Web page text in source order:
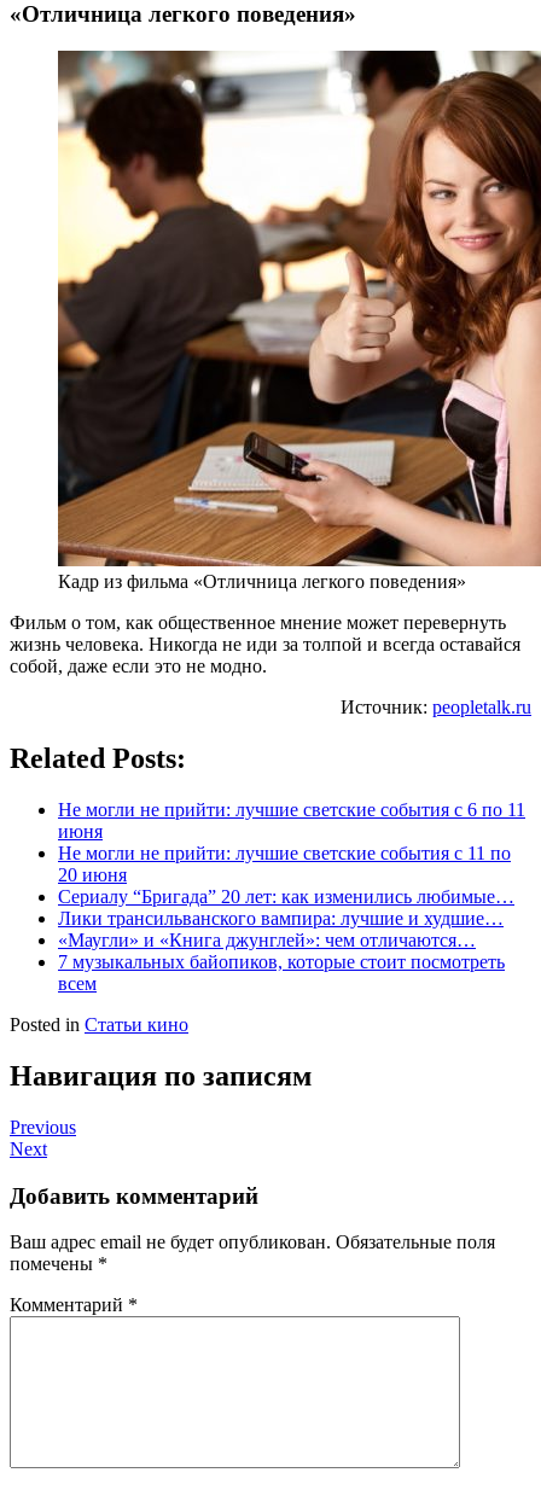
«Отличница легкого поведения»
Кадр из фильма «Отличница легкого поведения»
Фильм о том, как общественное мнение может перевернуть
жизнь человека. Никогда не иди за толпой и всегда оставайся
собой, даже если это не модно.
Источник: peopletalk.ru
Related Posts:
Не могли не прийти: лучшие светские события с 6 по 11
июня
Не могли не прийти: лучшие светские события с 11 по
20 июня
Сериалу “Бригада” 20 лет: как изменились любимые…
Лики трансильванского вампира: лучшие и худшие…
«Маугли» и «Книга джунглей»: чем отличаются…
7 музыкальных байопиков, которые стоит посмотреть
всем
Posted in Статьи кино
Навигация по записям
Previous
Next
Добавить комментарий
Ваш адрес email не будет опубликован. Обязательные поля
помечены *
Комментарий *